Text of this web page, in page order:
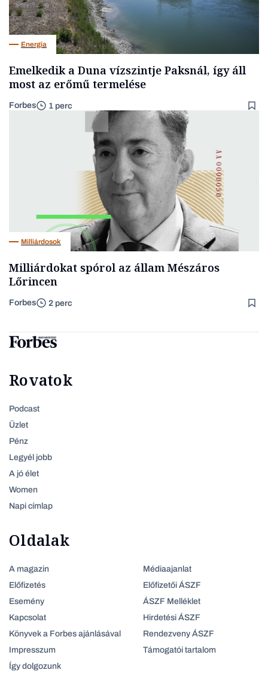
Energia
Emelkedik a Duna vízszintje Paksnál, így áll
most az erőmű termelése
Forbes 1 perc
Milliárdosok
Milliárdokat spórol az állam Mészáros
Lőrincen
Forbes 2 perc
Rovatok
Podcast
Üzlet
Pénz
Legyél jobb
A jó élet
Women
Napi címlap
Oldalak
A magazin
Előfizetés
Esemény
Kapcsolat
Könyvek a Forbes ajánlásával
Impresszum
Így dolgozunk
Médiaajanlat
Előfizetői ÁSZF
ÁSZF Melléklet
Hirdetési ÁSZF
Rendezveny ÁSZF
Támogatói tartalom